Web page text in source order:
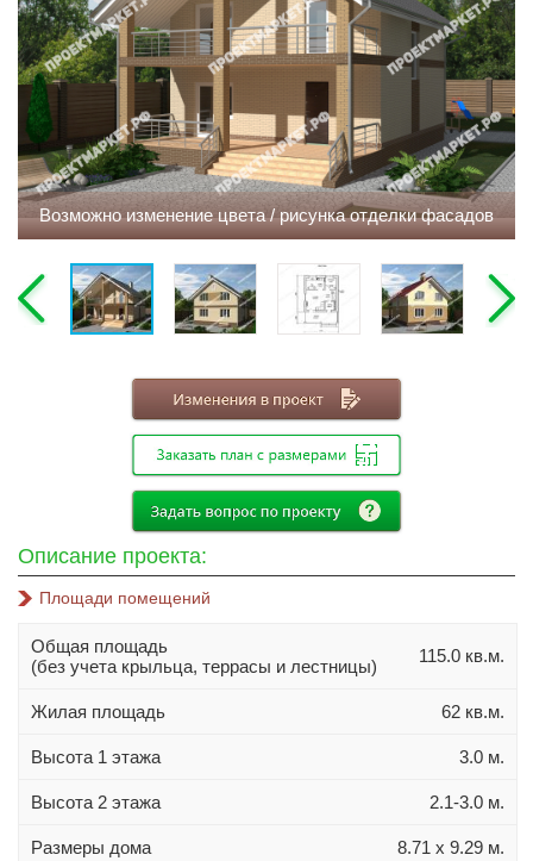
Этажность
Одноэтажные
Двухэтажные
Мансарда
Габариты
8х8
8х9
8х10
8х11
10х12
11х11
11х14
11х15
12х14
Материал стен
Возможно изменение цвета / рисунка отделки фасадов
Описание проекта:
Площади помещений
Общая площадь
(без учета крыльца, террасы и лестницы)
115.0 кв.м.
Жилая площадь 62 кв.м.
Высота 1 этажа 3.0 м.
Высота 2 этажа 2.1-3.0 м.
Размеры дома 8.71 х 9.29 м.